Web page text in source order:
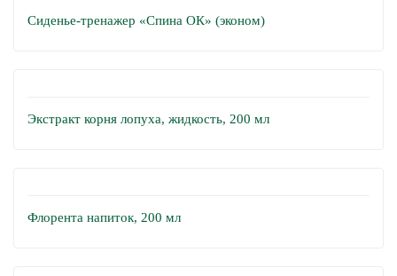
Сиденье-тренажер «Спина ОК» (эконом)
Экстракт корня лопуха, жидкость, 200 мл
Флорента напиток, 200 мл